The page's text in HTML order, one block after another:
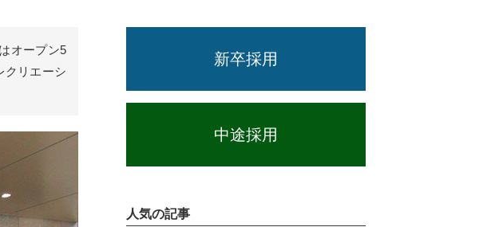
オープン5
クリエーシ
新卒採用
中途採用
人気の記事